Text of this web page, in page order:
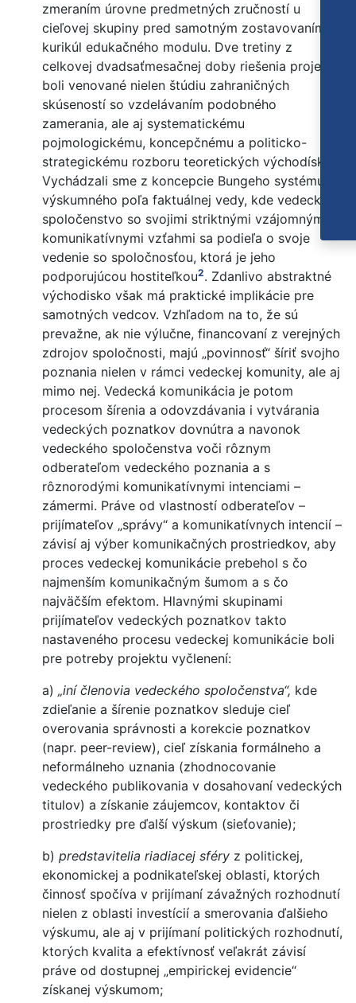
zmeraním úrovne predmetných zručností u
cieľovej skupiny pred samotným zostavovaním
kurikúl edukačného modulu. Dve tretiny z
celkovej dvadsaťmesačnej doby riešenia projektu
boli venované nielen štúdiu zahraničných
skúseností so vzdelávaním podobného
zamerania, ale aj systematickému
pojmologickému, koncepčnému a politicko-
strategickému rozboru teoretických východísk.
Vychádzali sme z koncepcie Bungeho systému
výskumného poľa faktuálnej vedy, kde vedecké
spoločenstvo so svojimi striktnými vzájomnými
komunikatívnymi vzťahmi sa podieľa o svoje
vedenie so spoločnosťou, ktorá je jeho
podporujúcou hostiteľkou2. Zdanlivo abstraktné
východisko však má praktické implikácie pre
samotných vedcov. Vzhľadom na to, že sú
prevažne, ak nie výlučne, financovaní z verejných
zdrojov spoločnosti, majú „povinnosť“ šíriť svojho
poznania nielen v rámci vedeckej komunity, ale aj
mimo nej. Vedecká komunikácia je potom
procesom šírenia a odovzdávania i vytvárania
vedeckých poznatkov dovnútra a navonok
vedeckého spoločenstva voči rôznym
odberateľom vedeckého poznania a s
rôznorodými komunikatívnymi intenciami –
zámermi. Práve od vlastností odberateľov –
prijímateľov „správy“ a komunikatívnych intencií –
závisí aj výber komunikačných prostriedkov, aby
proces vedeckej komunikácie prebehol s čo
najmenším komunikačným šumom a s čo
najväčším efektom. Hlavnými skupinami
prijímateľov vedeckých poznatkov takto
nastaveného procesu vedeckej komunikácie boli
pre potreby projektu vyčlenení:
a) „iní členovia vedeckého spoločenstva“, kde
zdieľanie a šírenie poznatkov sleduje cieľ
overovania správnosti a korekcie poznatkov
(napr. peer-review), cieľ získania formálneho a
neformálneho uznania (zhodnocovanie
vedeckého publikovania v dosahovaní vedeckých
titulov) a získanie záujemcov, kontaktov či
prostriedky pre ďalší výskum (sieťovanie);
b) predstavitelia riadiacej sféry z politickej,
ekonomickej a podnikateľskej oblasti, ktorých
činnosť spočíva v prijímaní závažných rozhodnutí
nielen z oblasti investícií a smerovania ďalšieho
výskumu, ale aj v prijímaní politických rozhodnutí,
ktorých kvalita a efektívnosť veľakrát závisí
práve od dostupnej „empirickej evidencie“
získanej výskumom;